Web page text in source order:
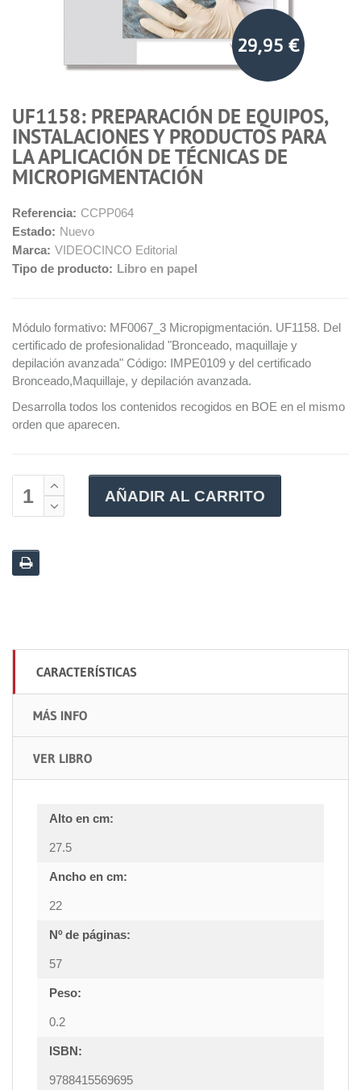
29,95 €
UF1158: PREPARACIÓN DE EQUIPOS,
INSTALACIONES Y PRODUCTOS PARA
LA APLICACIÓN DE TÉCNICAS DE
MICROPIGMENTACIÓN
Referencia: CCPP064
Estado: Nuevo
Marca: VIDEOCINCO Editorial
Tipo de producto: Libro en papel
Módulo formativo: MF0067_3 Micropigmentación. UF1158. Del
certificado de profesionalidad "Bronceado, maquillaje y
depilación avanzada" Código: IMPE0109 y del certificado
Bronceado,Maquillaje, y depilación avanzada.
Desarrolla todos los contenidos recogidos en BOE en el mismo
orden que aparecen.
AÑADIR AL CARRITO
CARACTERÍSTICAS
MÁS INFO
VER LIBRO
Alto en cm:
27.5
Ancho en cm:
22
Nº de páginas:
57
Peso:
0.2
ISBN:
9788415569695